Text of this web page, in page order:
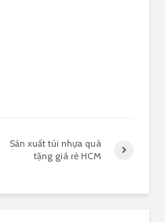
Sản xuất túi nhựa quà
tặng giá rẻ HCM